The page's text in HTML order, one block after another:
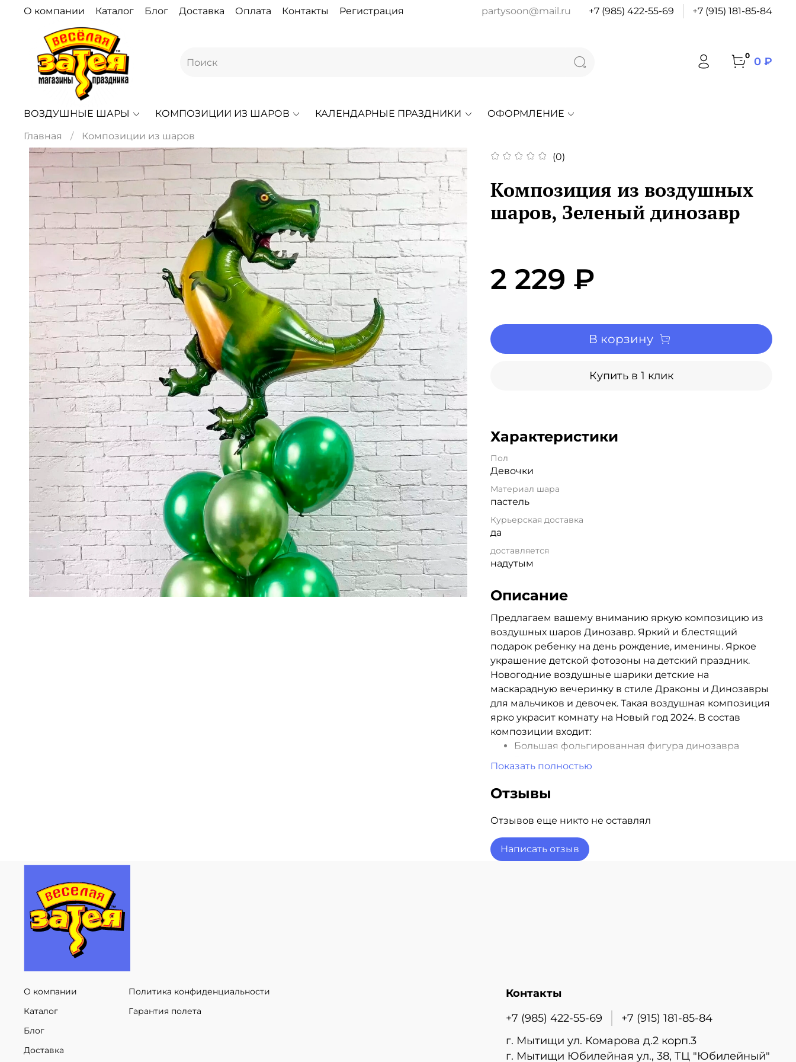
О компании Каталог Блог Доставка Оплата Контакты Регистрация partysoon@mail.ru +7 (985) 422-55-69 +7 (915) 181-85-84
0 0 ₽
ВОЗДУШНЫЕ ШАРЫ КОМПОЗИЦИИ ИЗ ШАРОВ КАЛЕНДАРНЫЕ ПРАЗДНИКИ
ОФОРМЛЕНИЕ
Главная
Композиции из шаров
(0)
Композиция из воздушных
шаров, Зеленый динозавр
2 229 ₽
В корзину
Купить в 1 клик
Характеристики
Пол
Девочки
Материал шара
пастель
Курьерская доставка
да
доставляется
надутым
Описание
Предлагаем вашему вниманию яркую композицию из
воздушных шаров Динозавр. Яркий и блестящий
подарок ребенку на день рождение, именины. Яркое
украшение детской фотозоны на детский праздник.
Новогодние воздушные шарики детские на
маскарадную вечеринку в стиле Драконы и Динозавры
для мальчиков и девочек. Такая воздушная композиция
ярко украсит комнату на Новый год 2024. В состав
композиции входит:
Большая фольгированная фигура динозавра
Все шары обработаны Hi-Float
Гарантия полета 3 дня
Доставка воздушных шариков в день заказа!
Показать полностью
Отзывы
Отзывов еще никто не оставлял
Написать отзыв
О компании
Каталог
Блог
Доставка
Политика конфиденциальности
Гарантия полета
Контакты
+7 (985) 422-55-69
+7 (915) 181-85-84
г. Мытищи ул. Комарова д.2 корп.3
г. Мытищи Юбилейная ул., 38, ТЦ "Юбилейный"